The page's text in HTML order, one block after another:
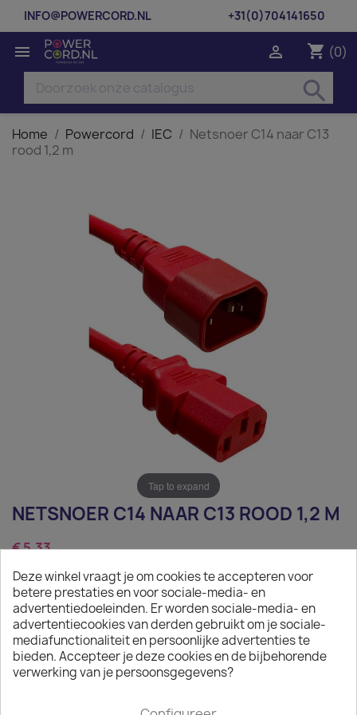
INFO@POWERCORD.NL +31(0)704141650
 shopping_cart (0)

search
Home Powercord IEC
Netsnoer C14 naar C13
rood 1,2 m
Tap to expand
NETSNOER C14 NAAR C13 ROOD 1,2 M
€ 5,33
Exclusief belasting
Netsnoer C14 naar C13 rood 1,2 m
Aantal
 IN WINKELWAGEN
Deze winkel vraagt je om cookies te accepteren voor
betere prestaties en voor sociale-media- en
advertentiedoeleinden. Er worden sociale-media- en
advertentiecookies van derden gebruikt om je sociale-
mediafunctionaliteit en persoonlijke advertenties te
bieden. Accepteer je deze cookies en de bijbehorende
verwerking van je persoonsgegevens?